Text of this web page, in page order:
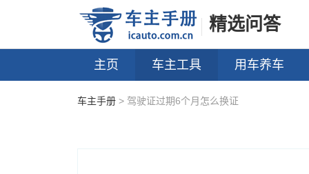
精选问答
主页 车主工具 用车养车
车主手册 > 驾驶证过期6个月怎么换证